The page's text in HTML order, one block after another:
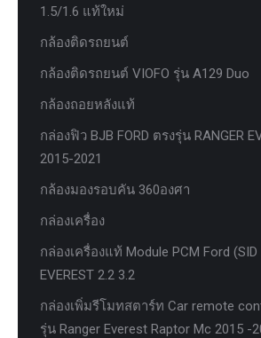
1.5/1.6 แท้ใหม่
กล้องติดรถยนต์
กล้องติดรถยนต์ VIOFO รุ่น A129 Duo
กล้องถอยหลังแท้
กล่องฟิว BJB FORD ตรงรุ่น RANGER
2015-2021
กล้องมองรอบคัน 360องศา
กล่องเครื่อง
กล่องเครื่องแท้ Module PCM Ford (SID
EVEREST 2.2 3.2
กล่องเพิ่มรีโมทสตาร์ท Car remote
รุ่น Ranger Everest Raptor Mc 2015 -